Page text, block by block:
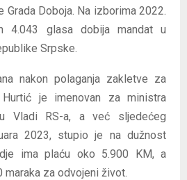
Grada Doboja. Na izborima 2022.
4.043 glasa dobija mandat u
Srpske.
nakon polaganja zakletve za
Hurtić je imenovan za ministra
Vladi RS-a, a već sljedećeg
2023, stupio je na dužnost
ima plaću oko 5.900 KM, a
za odvojeni život.